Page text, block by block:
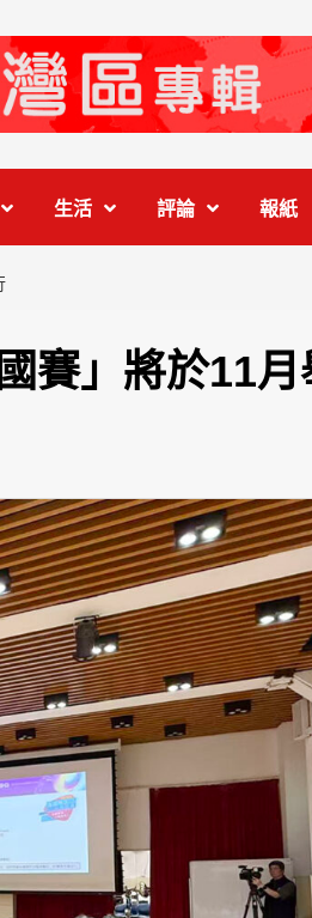
生活 評論 報紙
賽」將於11月